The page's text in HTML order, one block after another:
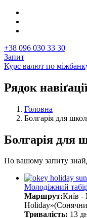
+38 096 030 33 30
Запит
Курс валют по
Рядок
Головна
Болгарія для
Болгарія для
По вашому запиту
Молодіжний
Маршрут:Київ -
Тривалість: 13